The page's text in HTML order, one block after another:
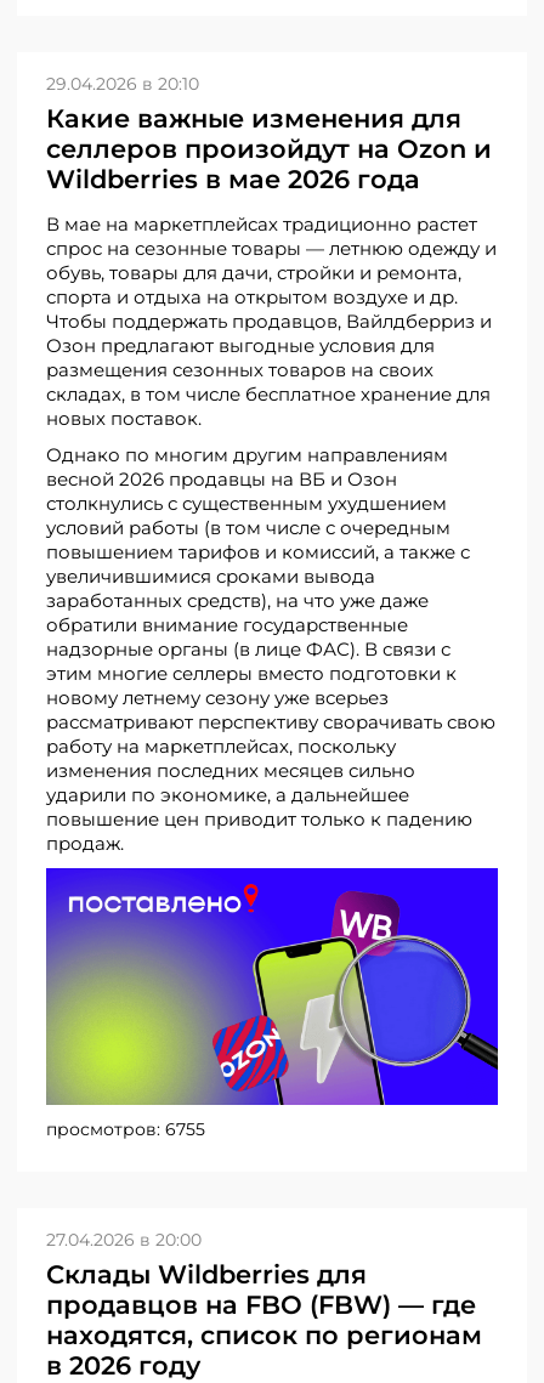
29.04.2026 в 20:10
Какие важные изменения для
селлеров произойдут на Ozon и
Wildberries в мае 2026 года
В мае на маркетплейсах традиционно растет
спрос на сезонные товары — летнюю одежду и
обувь, товары для дачи, стройки и ремонта,
спорта и отдыха на открытом воздухе и др.
Чтобы поддержать продавцов, Вайлдберриз и
Озон предлагают выгодные условия для
размещения сезонных товаров на своих
складах, в том числе бесплатное хранение для
новых поставок.
Однако по многим другим направлениям
весной 2026 продавцы на ВБ и Озон
столкнулись с существенным ухудшением
условий работы (в том числе с очередным
повышением тарифов и комиссий, а также с
увеличившимися сроками вывода
заработанных средств), на что уже даже
обратили внимание государственные
надзорные органы (в лице ФАС). В связи с
этим многие селлеры вместо подготовки к
новому летнему сезону уже всерьез
рассматривают перспективу сворачивать свою
работу на маркетплейсах, поскольку
изменения последних месяцев сильно
ударили по экономике, а дальнейшее
повышение цен приводит только к падению
продаж.
просмотров: 6755
27.04.2026 в 20:00
Склады Wildberries для
продавцов на FBO (FBW) — где
находятся, список по регионам
в 2026 году